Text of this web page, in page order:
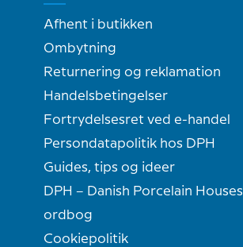
Afhent i butikken
Ombytning
Returnering og reklamation
Handelsbetingelser
Fortrydelsesret ved e-handel
Persondatapolitik hos DPH
Guides, tips og ideer
DPH – Danish Porcelain Houses
ordbog
Cookiepolitik